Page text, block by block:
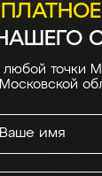
любой точки
Московской